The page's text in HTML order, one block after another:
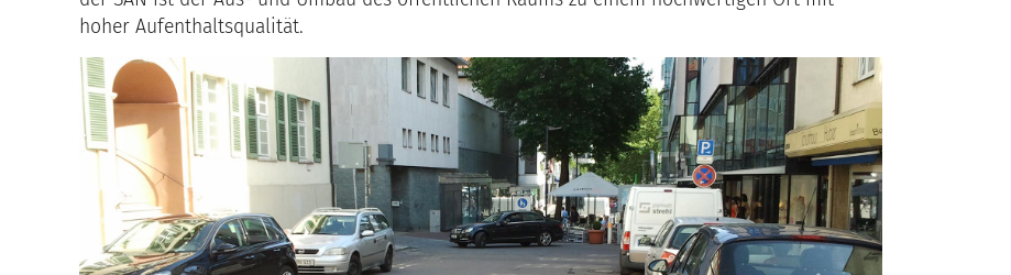
hoher Aufenthaltsqualität.